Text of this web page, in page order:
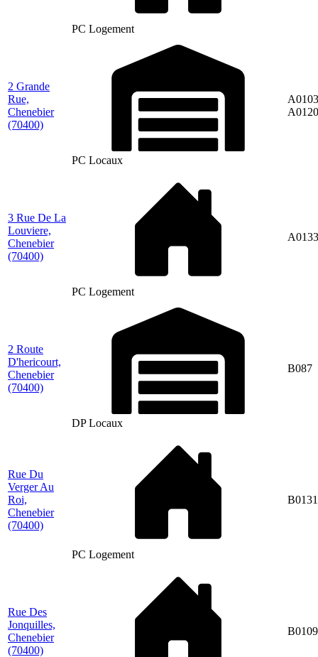
PC Logement
2 Grande
Rue,
Chenebier
(70400)
PC Locaux
3 Rue De La
Louviere,
Chenebier
(70400)
PC Logement
2 Route
D'hericourt,
Chenebier
(70400)
DP Locaux
B087
Rue Du
Verger Au
Roi,
Chenebier
(70400)
PC Logement
Rue Des
Jonquilles,
Chenebier
(70400)